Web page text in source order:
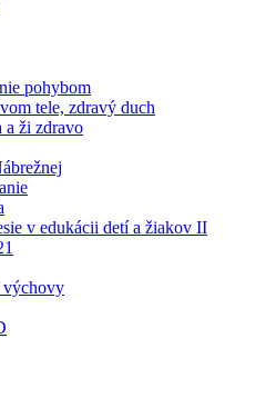
pohybom
tele, zdravý duch
a ži zdravo
v edukácii detí a žiakov II
výchovy